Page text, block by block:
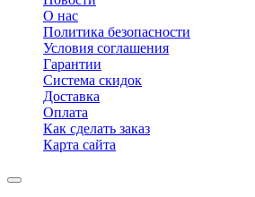
О нас
Политика безопасности
Условия соглашения
Гарантии
Система скидок
Доставка
Оплата
Как сделать заказ
Карта сайта